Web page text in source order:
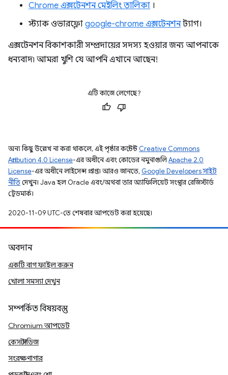
Chrome এক্সটেনশন মেইলিং তালিকা ।
স্ট্যাক ওভারফ্লো google-chrome এক্সটেনশনট্যাগ।
এক্সটেনশন বিকাশকারী সম্প্রদায়ের সদস্য হওয়ার জন্য আপনাকে
ধন্যবাদ৷ আমরা খুশি যে আপনি এখানে আছেন!
এটি কাজে লেগেছে?
অন্য কিছু উল্লেখ না করা থাকলে, এই পৃষ্ঠার কন্টেন্ট Creative Commons
Attribution 4.0 License-এর অধীনে এবং কোডের নমুনাগুলিApache 2.0
License-এর অধীনে লাইসেন্স প্রাপ্ত। আরও জানতে, Google Developers সাইট
নীতিদেখুন। Java হল Oracle এবং/অথবা তার অ্যাফিলিয়েট সংস্থার রেজিস্টার্ড
ট্রেডমার্ক।
2020-11-09 UTC-তে শেষবার আপডেট করা হয়েছে।
অবদান
একটি বাগ ফাইল করুন
খোলা সমস্যা দেখুন
সম্পর্কিত বিষয়বস্তু
Chromium আপডেট
কেস স্টাডিজ
সংরক্ষণাগার